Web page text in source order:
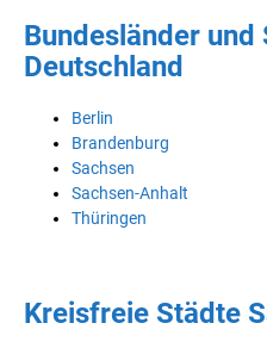
Bundesländer
Deutschland
Berlin
Brandenburg
Sachsen
Sachsen-Anhalt
Thüringen
Kreisfreie Städte